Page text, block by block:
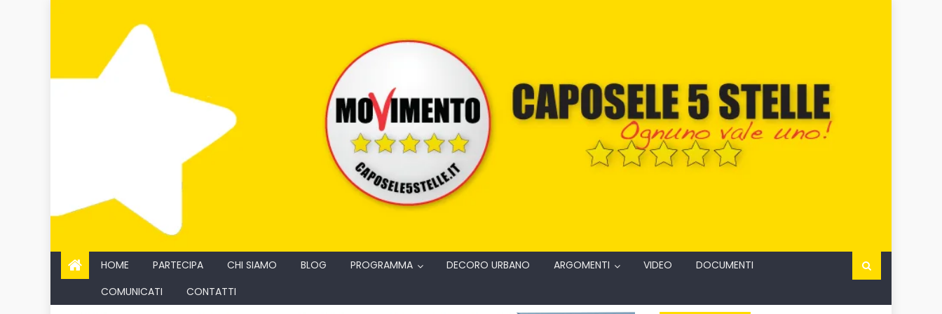
HOME PARTECIPA CHI SIAMO BLOG PROGRAMMA DECORO URBANO ARGOMENTI VIDEO
DOCUMENTI
COMUNICATI
CONTATTI